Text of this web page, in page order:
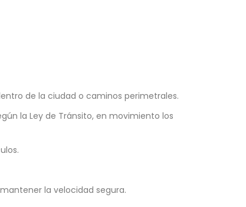
de la ciudad o caminos perimetrales.
la Ley de Tránsito, en movimiento los
la velocidad segura.